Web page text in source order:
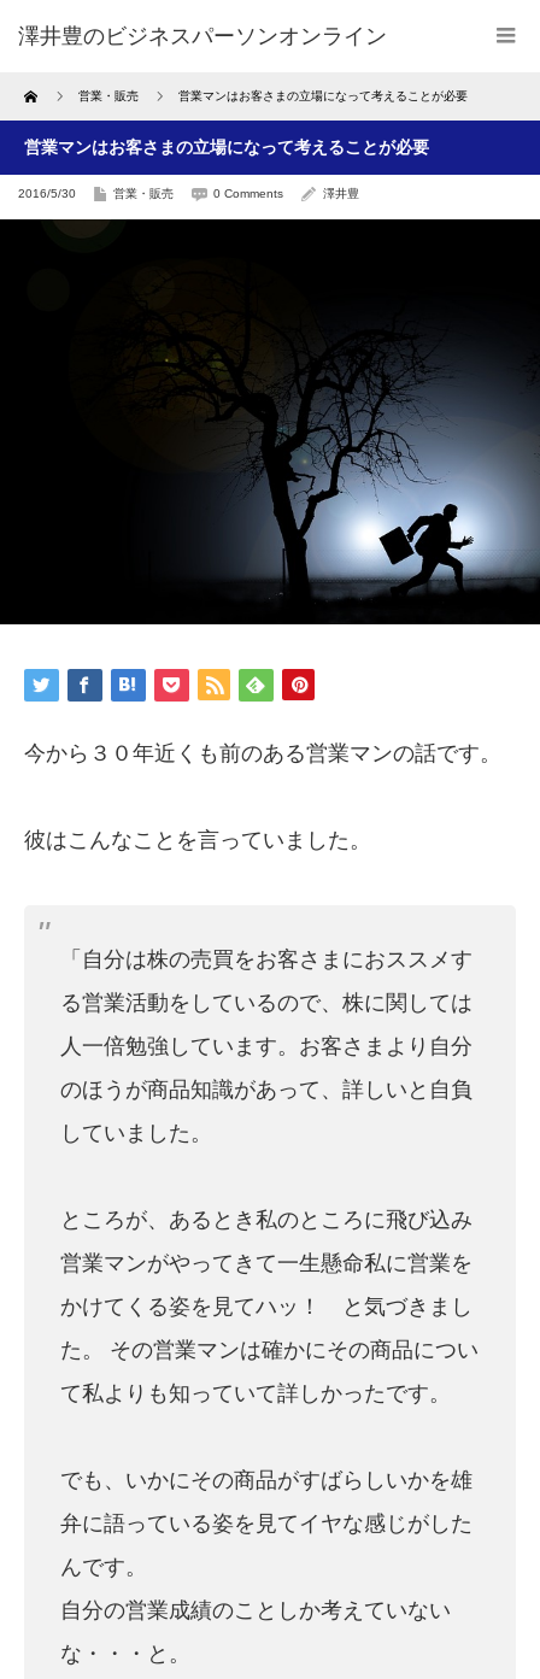
澤井豊のビジネスパーソンオンライン
Home 営業・販売 営業マンはお客さまの立場になって考えることが必要
営業マンはお客さまの立場になって考えることが必要
2016/5/30 営業・販売 0 Comments 澤井豊
今から３０年近くも前のある営業マンの話です。
彼はこんなことを言っていました。
「自分は株の売買をお客さまにおススメす
る営業活動をしているので、株に関しては
人一倍勉強しています。お客さまより自分
のほうが商品知識があって、詳しいと自負
していました。
ところが、あるとき私のところに飛び込み
営業マンがやってきて一生懸命私に営業を
かけてくる姿を見てハッ！ と気づきまし
た。 その営業マンは確かにその商品につい
て私よりも知っていて詳しかったです。
でも、いかにその商品がすばらしいかを雄
弁に語っている姿を見てイヤな感じがした
んです。
自分の営業成績のことしか考えていない
な・・・と。